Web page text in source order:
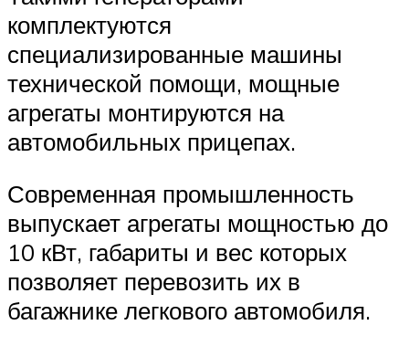
комплектуются
специализированные машины
технической помощи, мощные
агрегаты монтируются на
автомобильных прицепах.
Современная промышленность
выпускает агрегаты мощностью до
10 кВт, габариты и вес которых
позволяет перевозить их в
багажнике легкового автомобиля.